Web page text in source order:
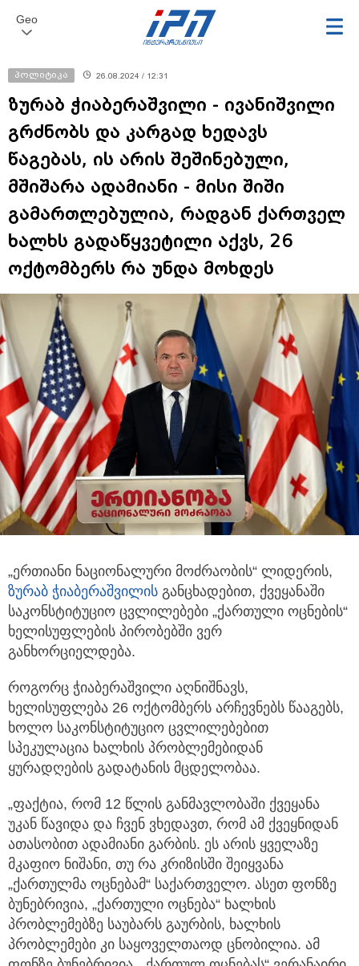
Geo
პოლიტიკა 26.08.2024 / 12:31
ზურაბ ჭიაბერაშვილი - ივანიშვილი
გრძნობს და კარგად ხედავს
წაგებას, ის არის შეშინებული,
მშიშარა ადამიანი - მისი შიში
გამართლებულია, რადგან ქართველ
ხალხს გადაწყვეტილი აქვს, 26
ოქტომბერს რა უნდა მოხდეს
„ერთიანი ნაციონალური მოძრაობის“ ლიდერის,
ზურაბ ჭიაბერაშვილის განცხადებით, ქვეყანაში
საკონსტიტუციო ცვლილებები „ქართული ოცნების“
ხელისუფლების პირობებში ვერ
განხორციელდება.
როგორც ჭიაბერაშვილი აღნიშნავს,
ხელისუფლება 26 ოქტომბერს არჩევნებს წააგებს,
ხოლო საკონსტიტუციო ცვლილებებით
სპეკულაცია ხალხის პრობლემებიდან
ყურადღების გადატანის მცდელობაა.
„ფაქტია, რომ 12 წლის განმავლობაში ქვეყანა
უკან წავიდა და ჩვენ ვხედავთ, რომ ამ ქვეყნიდან
ათასობით ადამიანი გარბის. ეს არის ყველაზე
მკაფიო ნიშანი, თუ რა კრიზისში შეიყვანა
„ქართულმა ოცნებამ“ საქართველო. ასეთ ფონზე
ბუნებრივია, „ქართული ოცნება“ ხალხის
პრობლემებზე საუბარს გაურბის, ხალხის
პრობლემები კი საყოველთაოდ ცნობილია. ამ